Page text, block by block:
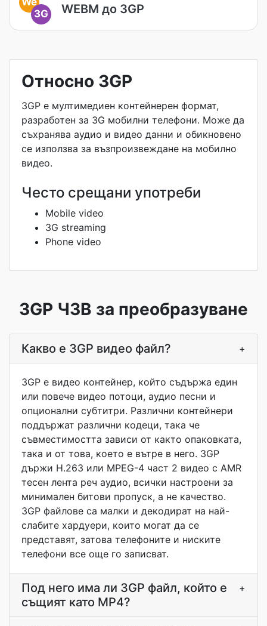
3G
WEBM до 3GP
Относно 3GP
3GP е мултимедиен контейнерен формат,
разработен за 3G мобилни телефони. Може да
съхранява аудио и видео данни и обикновено
се използва за възпроизвеждане на мобилно
видео.
Често срещани употреби
Mobile video
3G streaming
Phone video
3GP ЧЗВ за преобразуване
Какво е 3GP видео файл? +
3GP е видео контейнер, който съдържа един
или повече видео потоци, аудио песни и
опционални субтитри. Различни контейнери
поддържат различни кодеци, така че
съвместимостта зависи от както опаковката,
така и от това, което е вътре в него. 3GP
държи H.263 или MPEG-4 част 2 видео с AMR
тесен лента реч аудио, всички настроени за
минимален битови пропуск, а не качество.
3GP файлове са малки и декодират на най-
слабите хардуери, които могат да се
представят, затова телефоните и ниските
телефони все още го записват.
Под него има ли 3GP файл, който е
същият като MP4?
+